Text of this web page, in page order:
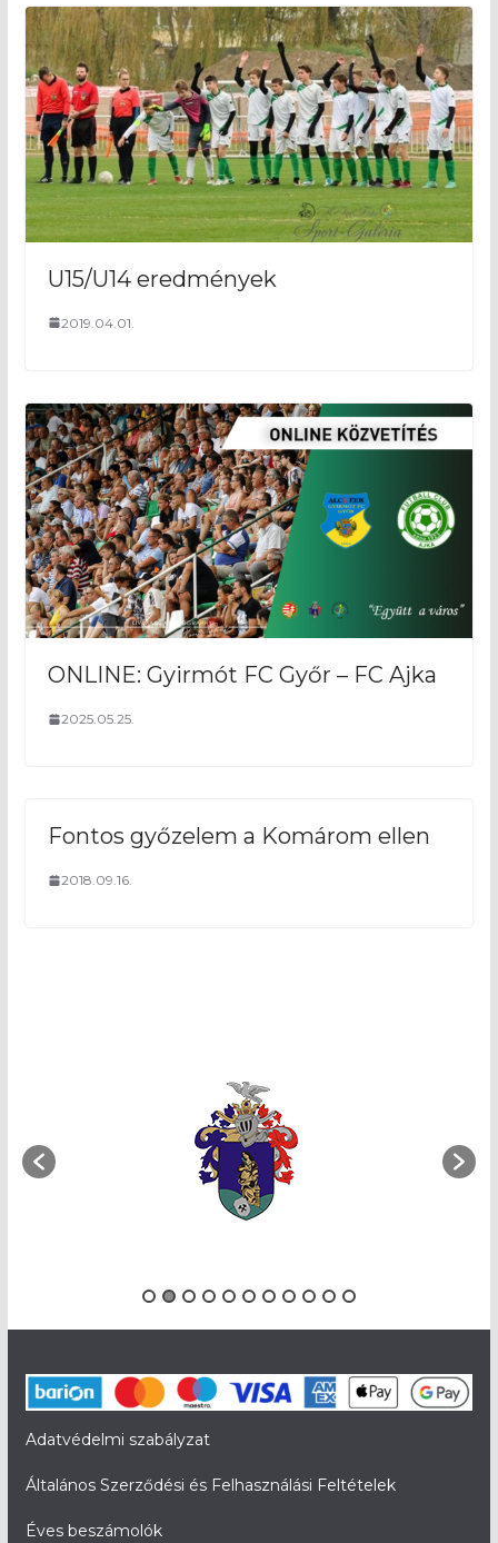
U15/U14 eredmények
2019.04.01.
ONLINE: Gyirmót FC Győr – FC Ajka
2025.05.25.
Fontos győzelem a Komárom ellen
2018.09.16.
Adatvédelmi szabályzat
Általános Szerződési és Felhasználási Feltételek
Éves beszámolók